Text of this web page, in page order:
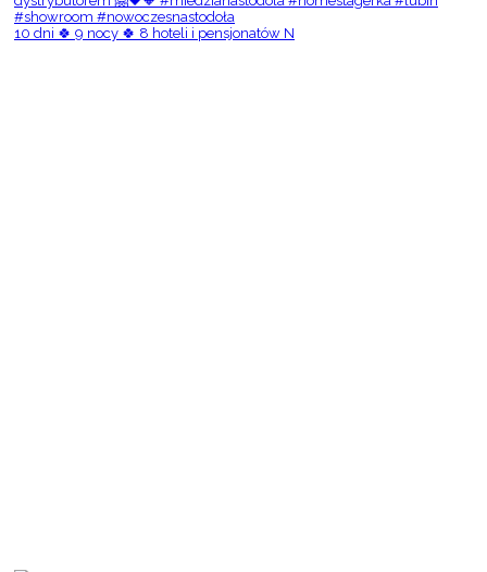
10 dni 🍀 9 nocy 🍀 8 hoteli i pensjonatów N